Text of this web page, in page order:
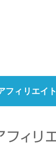
フィリエイト